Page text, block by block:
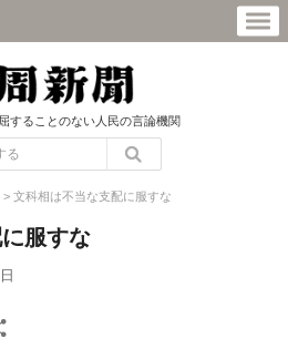
することのない人民の言論機関
> 文科相は不当な支配に服すな
服すな